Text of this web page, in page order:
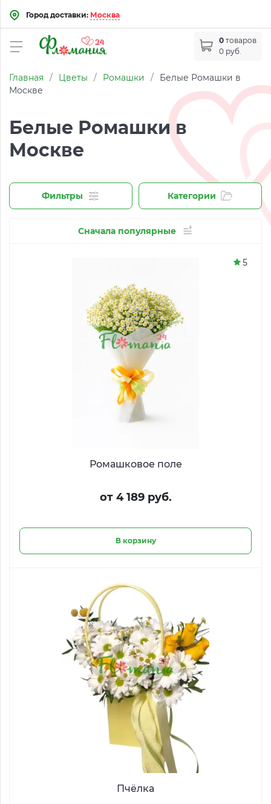
Город доставки: Москва
0 товаров
0 руб.
Главная / Цветы / Ромашки /
Белые Ромашки в
Москве
Белые Ромашки в
Москве
Фильтры Категории
Сначала популярные
Ромашковое поле
от 4 189 руб.
В корзину
5
Пчёлка